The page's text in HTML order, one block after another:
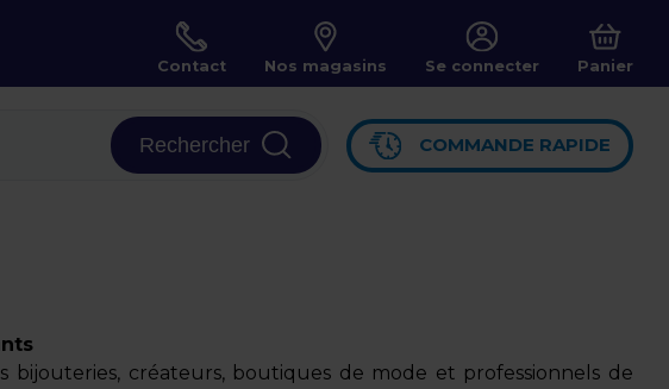
Contact Nos magasins Se connecter Panier
Rechercher COMMANDE RAPIDE
créateurs, boutiques de mode et professionnels de